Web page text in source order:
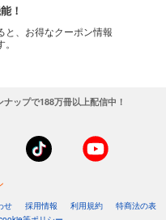
！
と、お得なクーポン情報
ップで188万冊以上配信中！
せ 採用情報 利用規約
特商法の表